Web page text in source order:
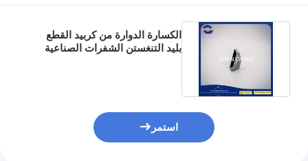
الكسارة الدوارة من كربيد القطع
بليد التنغستن الشفرات الصناعية
استمر